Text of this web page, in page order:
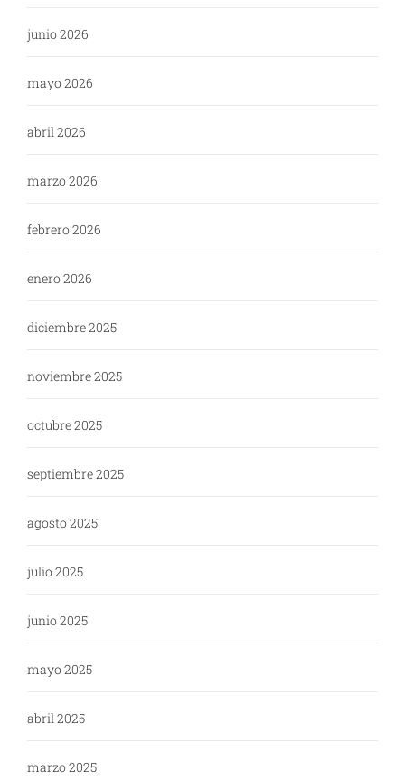
junio 2026
mayo 2026
abril 2026
marzo 2026
febrero 2026
enero 2026
diciembre 2025
noviembre 2025
octubre 2025
septiembre 2025
agosto 2025
julio 2025
junio 2025
mayo 2025
abril 2025
marzo 2025